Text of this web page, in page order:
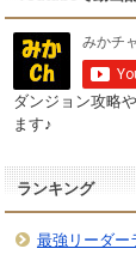
ダンジョン攻略
ます♪
ランキング
最強リーダー